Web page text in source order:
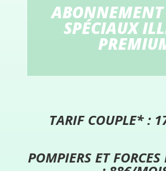
ABONNEMENT
SPÉCIAUX
TARIF COUPLE* :
POMPIERS ET FORCES